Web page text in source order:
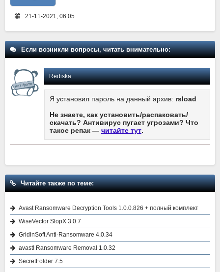
21-11-2021, 06:05
Если возникли вопросы, читать внимательно:
Rediska
Я установил пароль на данный архив: rsload
Не знаете, как установить/распаковать/
скачать? Антивирус пугает угрозами? Что
такое репак — читайте тут.
Читайте также по теме:
Avast Ransomware Decryption Tools 1.0.0.826 + полный комплект
WiseVector StopX 3.0.7
GridinSoft Anti-Ransomware 4.0.34
avast! Ransomware Removal 1.0.32
SecretFolder 7.5